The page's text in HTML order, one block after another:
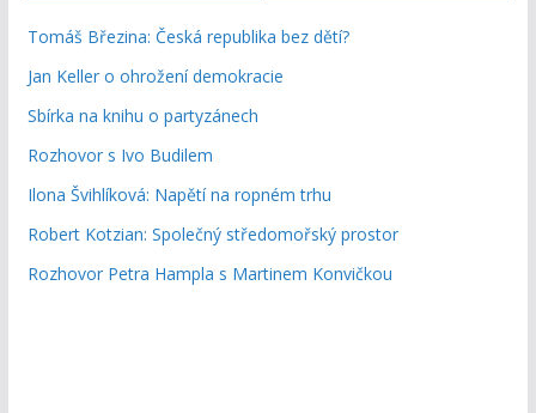
Tomáš Březina: Česká republika bez dětí?
Jan Keller o ohrožení demokracie
Sbírka na knihu o partyzánech
Rozhovor s Ivo Budilem
Ilona Švihlíková: Napětí na ropném trhu
Robert Kotzian: Společný středomořský prostor
Rozhovor Petra Hampla s Martinem Konvičkou